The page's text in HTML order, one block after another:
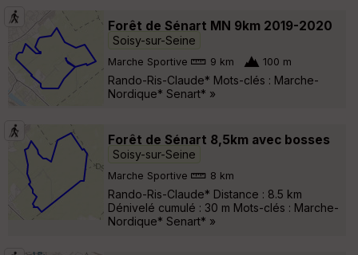
Forêt de Sénart MN 9km 2019-2020
Soisy-sur-Seine
Marche Sportive 9 km 100 m
Rando-Ris-Claude* Mots-clés : Marche-
Nordique* Senart* »
Forêt de Sénart 8,5km avec bosses
Soisy-sur-Seine
Marche Sportive 8 km
Rando-Ris-Claude* Distance : 8.5 km
Dénivelé cumulé : 30 m Mots-clés : Marche-
Nordique* Senart* »